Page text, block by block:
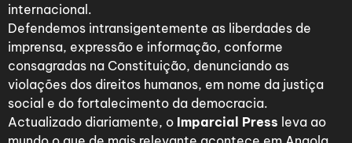
internacional.
Defendemos intransigentemente as liberdades de
imprensa, expressão e informação, conforme
consagradas na Constituição, denunciando as
violações dos direitos humanos, em nome da justiça
social e do fortalecimento da democracia.
Actualizado diariamente, o Imparcial Press leva ao